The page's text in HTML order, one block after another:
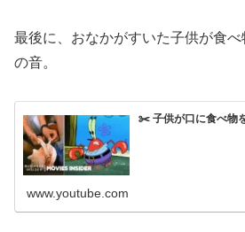
最後に、おなかがすいた子供が食
の音。
✂️ 子供が口に食べ物
www.youtube.com